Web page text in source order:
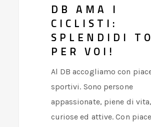
DB AMA I
CICLISTI:
SPLENDIDI
PER VOI!
Al DB accogliamo con
sportivi. Sono persone
appassionate, piene di vita,
curiose ed attive. Con